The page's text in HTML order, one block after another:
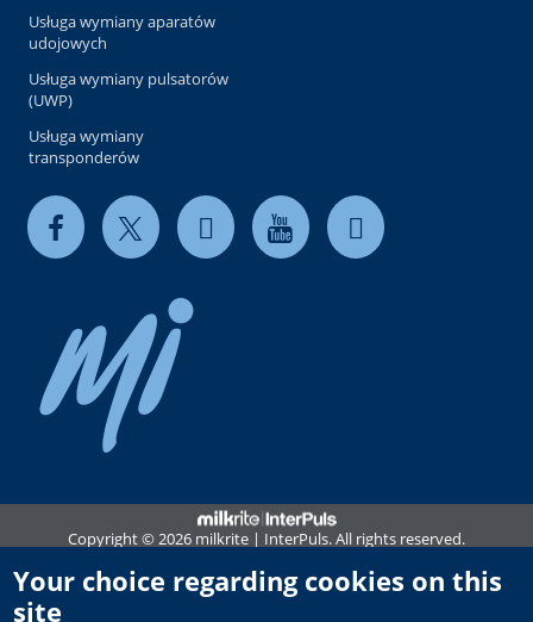
Usługa wymiany aparatów
udojowych
Usługa wymiany pulsatorów
(UWP)
Usługa wymiany
transponderów
Copyright © 2026 milkrite | InterPuls. All rights reserved.
Privacy and Cookie Policy
Your choice regarding cookies on this
site